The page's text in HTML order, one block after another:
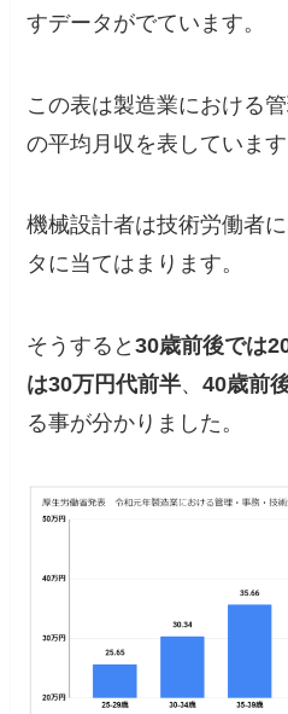
すデータがでています。
この表は製造業における
の平均月収を表しています
機械設計者は技術労働者
タに当てはまります。
そうすると30歳前後では
は30万円代前半、40歳前
る事が分かりました。